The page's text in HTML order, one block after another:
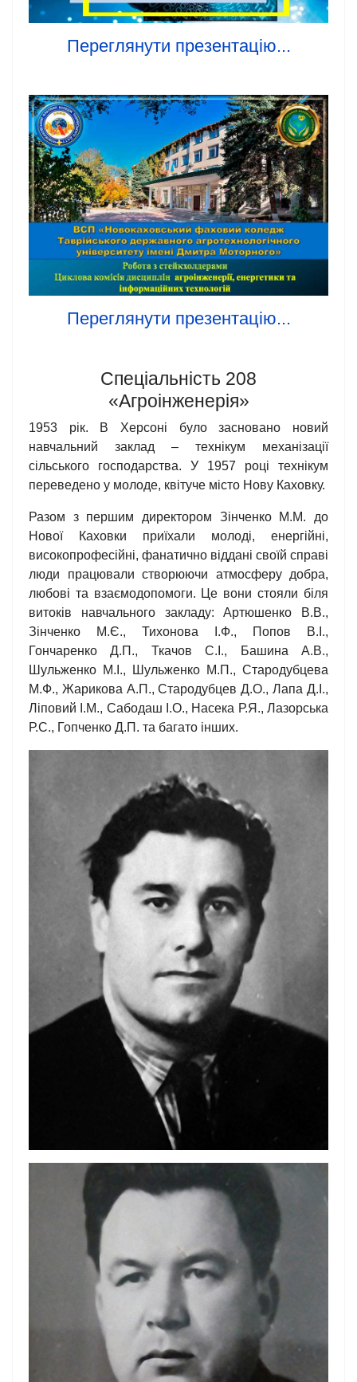
Переглянути презентацію...
Переглянути презентацію...
Спеціальність 208
«Агроінженерія»
1953 рік. В Херсоні було засновано новий
навчальний заклад – технікум механізації
сільського господарства. У 1957 році технікум
переведено у молоде, квітуче місто Нову Каховку.
Разом з першим директором Зінченко М.М. до
Нової Каховки приїхали молоді, енергійні,
високопрофесійні, фанатично віддані своїй справі
люди працювали створюючи атмосферу добра,
любові та взаємодопомоги. Це вони стояли біля
витоків навчального закладу: Артюшенко В.В.,
Зінченко М.Є., Тихонова І.Ф., Попов В.І.,
Гончаренко Д.П., Ткачов С.І., Башина А.В.,
Шульженко М.І., Шульженко М.П., Стародубцева
М.Ф., Жарикова А.П., Стародубцев Д.О., Лапа Д.І.,
Ліповий І.М., Сабодаш І.О., Насека Р.Я., Лазорська
Р.С., Гопченко Д.П. та багато інших.